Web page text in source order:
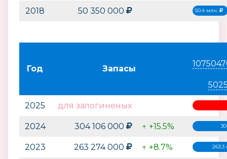
2018 50 350 000 50.4 млн.
Год Запасы
2025 для залогиненых
2024 304 106 000 ↑ +15.5%
2023 263 274 000 ↑ +8.7%